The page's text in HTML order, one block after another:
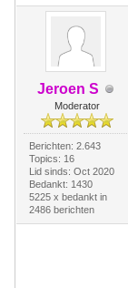
Jeroen S
Moderator
Berichten: 2.643
Topics: 16
Lid sinds: Oct 2020
Bedankt: 1430
5225 x bedankt in
2486 berichten